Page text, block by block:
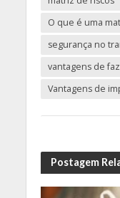
O que é uma
segurança no
vantagens de
Vantagens de
Postagem